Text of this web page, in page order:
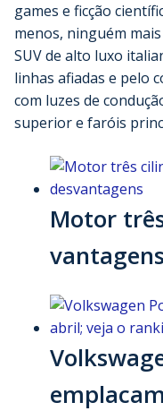
games e ficção
menos, ninguém
SUV de alto luxo
linhas afiadas e pelo
com luzes de
superior e faróis
Motor